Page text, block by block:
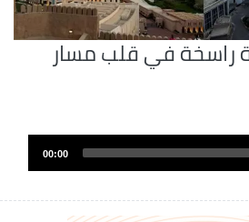
في قلب مسار
00:00